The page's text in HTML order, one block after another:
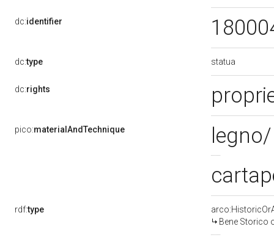
dc:identifier
dc:type statua
dc:rights
pico:materialAndTechnique
rdf:type
Bene Storico